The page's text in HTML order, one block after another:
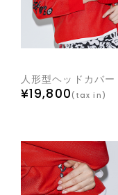
人形型ヘッドカバー
¥19,800 (tax in)